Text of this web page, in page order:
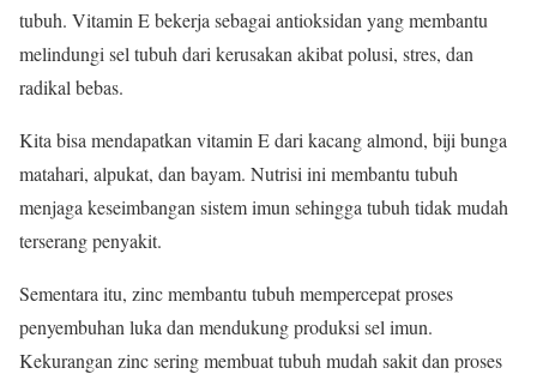
tubuh. Vitamin E bekerja sebagai antioksidan yang membantu
melindungi sel tubuh dari kerusakan akibat polusi, stres, dan
radikal bebas.
Kita bisa mendapatkan vitamin E dari kacang almond, biji bunga
matahari, alpukat, dan bayam. Nutrisi ini membantu tubuh
menjaga keseimbangan sistem imun sehingga tubuh tidak mudah
terserang penyakit.
Sementara itu, zinc membantu tubuh mempercepat proses
penyembuhan luka dan mendukung produksi sel imun.
Kekurangan zinc sering membuat tubuh mudah sakit dan proses